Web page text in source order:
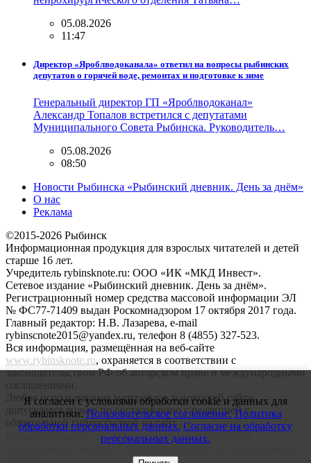
05.08.2026
11:47
Директор «Яроблводоканала» ответил на вопросы рыбинских
депутатов о горячей воде, ремонтах и подготовке к зиме
Генеральный директор ГП «Яроблводоканал»
Александр Топалов встретился с депутатами
Муниципального Совета Рыбинска. Руководитель…
05.08.2026
08:50
Новости Рыбинска «Рыбинский дневник. День за днём»
О нас
Реклама
©2015-2026 Рыбинск
Информационная продукция для взрослых читателей и детей
старше 16 лет.
Учредитель rybinsknote.ru: ООО «ИК «МКД Инвест».
Сетевое издание «Рыбинский дневник. День за днём».
Регистрационный номер средства массовой информации ЭЛ
№ ФС77-71409 выдан Роскомнадзором 17 октября 2017 года.
Главный редактор: Н.В. Лазарева, e-mail
rybinscnote2015@yandex.ru, телефон 8 (4855) 327-523.
Вся информация, размещённая на веб-сайте
www.rybinsknote.ru, охраняется в соответствии с
законодательством РФ об авторском праве и международными
соглашениями.
Любое использование материалов и новостей сайта
допускается только по согласованию с редакцией с
обязательной гиперссылкой на сайтrybinsknote.ru.
Пользовательское соглашение. Политика обработки
персональных данных. Согласие на обработку персональных
Я согласен с условиями обработки cookie и данных для
аналитики. Пользовательское соглашение. Политика
обработки персональных данных. Согласие на обработку
персональных данных.